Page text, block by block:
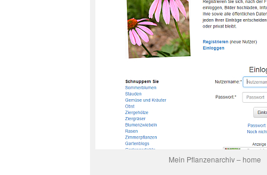
Mein Pflanzenarchiv – home